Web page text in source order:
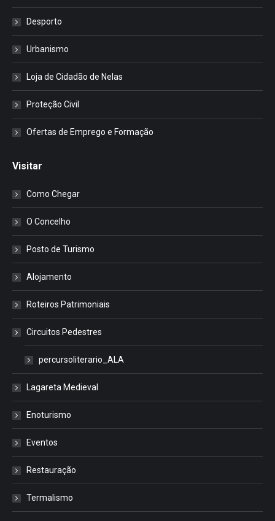
Desporto
Urbanismo
Loja de Cidadão de Nelas
Proteção Civil
Ofertas de Emprego e Formação
Visitar
Como Chegar
O Concelho
Posto de Turismo
Alojamento
Roteiros Patrimoniais
Circuitos Pedestres
percursoliterario_ALA
Lagareta Medieval
Enoturismo
Eventos
Restauração
Termalismo